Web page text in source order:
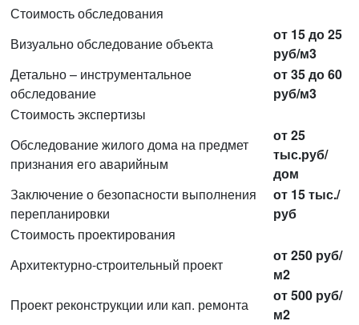
Стоимость обследования
Визуально обследование объекта
от 15 до 25
руб/м3
Детально – инструментальное
обследование
от 35 до 60
руб/м3
Стоимость экспертизы
Обследование жилого дома на предмет
признания его аварийным
от 25
тыс.руб/
дом
Заключение о безопасности выполнения
перепланировки
от 15 тыс./
руб
Стоимость проектирования
Архитектурно-строительный проект
от 250 руб/
м2
Проект реконструкции или кап. ремонта
от 500 руб/
м2